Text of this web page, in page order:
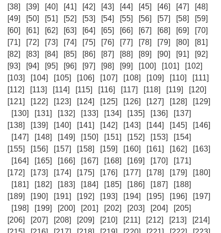
[38]
[39] [40] [41] [42] [43] [44] [45] [46] [47]
[48]
[49]
[50] [51] [52] [53] [54] [55] [56] [57] [58]
[59]
[60]
[61] [62] [63] [64] [65] [66] [67] [68] [69]
[70]
[71]
[72] [73] [74] [75] [76] [77] [78] [79] [80]
[81]
[82]
[83] [84] [85] [86] [87] [88] [89] [90] [91]
[92]
[93]
[94] [95] [96] [97] [98] [99] [100] [101]
[102]
[103]
[104] [105] [106] [107] [108] [109] [110]
[111]
[112]
[113] [114] [115] [116] [117] [118] [119]
[120]
[121]
[122] [123] [124] [125] [126] [127] [128]
[129]
[130]
[131] [132] [133] [134] [135] [136]
[137]
[138]
[139] [140] [141] [142] [143] [144] [145]
[146]
[147]
[148] [149] [150] [151] [152] [153]
[154]
[155]
[156] [157] [158] [159] [160] [161] [162]
[163]
[164]
[165] [166] [167] [168] [169] [170]
[171]
[172]
[173] [174] [175] [176] [177] [178] [179]
[180]
[181]
[182] [183] [184] [185] [186] [187]
[188]
[189]
[190] [191] [192] [193] [194] [195] [196]
[197]
[198]
[199] [200] [201] [202] [203] [204]
[205]
[206]
[207] [208] [209] [210] [211] [212] [213]
[214]